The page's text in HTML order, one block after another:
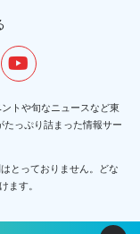
トや旬なニュースなど東
っぷり詰まった情報サー
とっておりません。どな
ます。